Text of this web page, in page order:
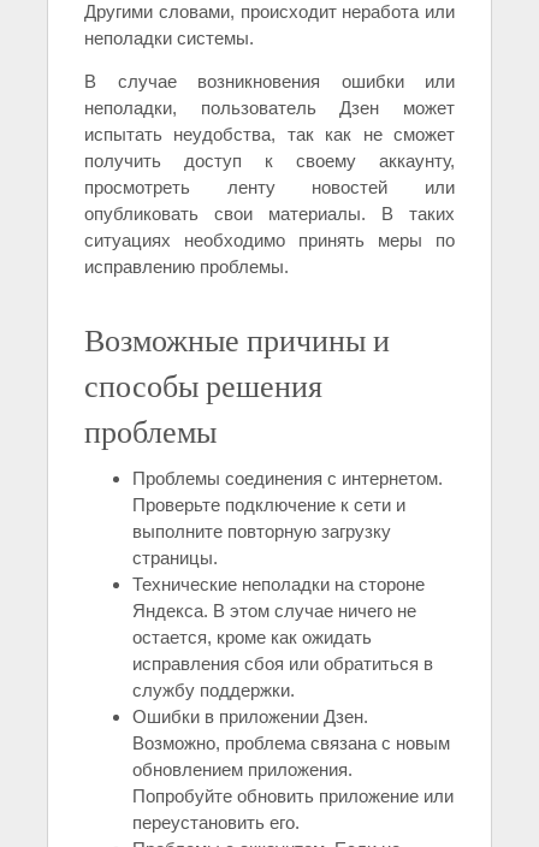
Другими словами, происходит неработа или
неполадки системы.
В случае возникновения ошибки или
неполадки, пользователь Дзен может
испытать неудобства, так как не сможет
получить доступ к своему аккаунту,
просмотреть ленту новостей или
опубликовать свои материалы. В таких
ситуациях необходимо принять меры по
исправлению проблемы.
Возможные причины и
способы решения
проблемы
Проблемы соединения с интернетом.
Проверьте подключение к сети и
выполните повторную загрузку
страницы.
Технические неполадки на стороне
Яндекса. В этом случае ничего не
остается, кроме как ожидать
исправления сбоя или обратиться в
службу поддержки.
Ошибки в приложении Дзен.
Возможно, проблема связана с новым
обновлением приложения.
Попробуйте обновить приложение или
переустановить его.